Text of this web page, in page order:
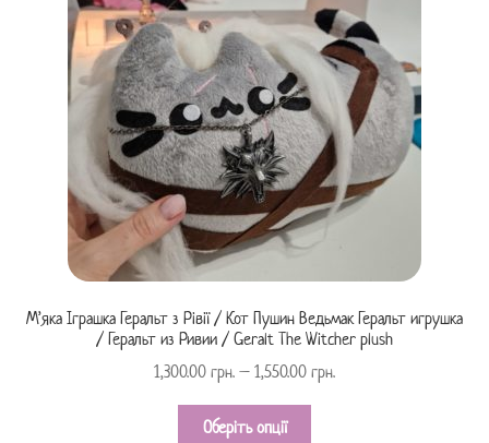
М’яка Іграшка Геральт з Рівії / Кот Пушин Ведьмак Геральт игрушка
/ Геральт из Ривии / Geralt The Witcher plush
1,300.00 грн. – 1,550.00 грн.
Оберіть опції